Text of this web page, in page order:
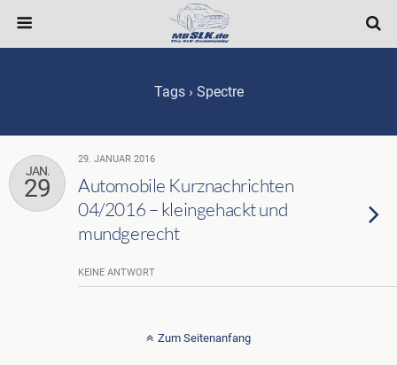
Tags › Spectre
JAN.
29
29. JANUAR 2016
Automobile Kurznachrichten
04/2016 – kleingehackt und
mundgerecht
KEINE ANTWORT
Zum Seitenanfang